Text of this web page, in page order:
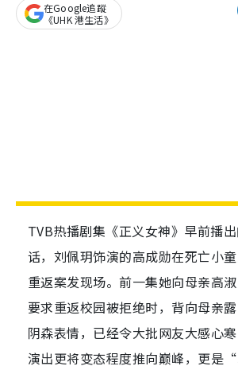
在Google追蹤
《UHK 港生活》
TVB热播剧集《正义女神》早前播
话，刘佩玥饰演的高成勋在死亡小
重返案发现场。前一集她向母亲高淑
要求重返校园被拒绝时，背向母亲
阴森表情，已经令大批网友大感心
演出更将变态程度推向巅峰，更是